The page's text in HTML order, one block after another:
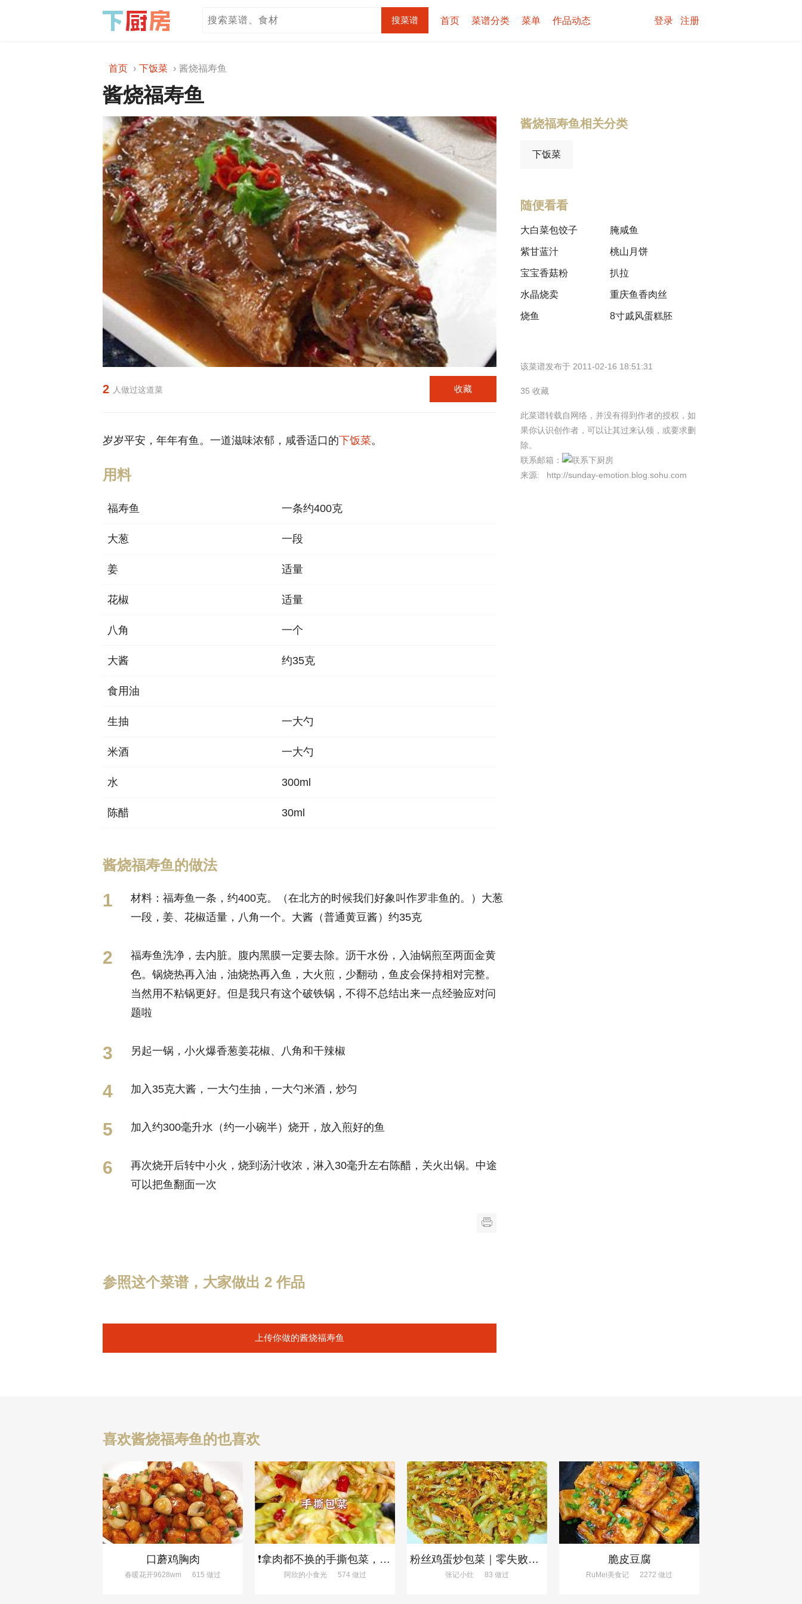
首页 菜谱分类 菜单 作品动态 登录 注册
首页 下饭菜 酱烧福寿鱼
酱烧福寿鱼
2 人做过这道菜 收藏
岁岁平安，年年有鱼。一道滋味浓郁，咸香适口的下饭菜。
用料
福寿鱼 一条约400克
大葱 一段
姜 适量
花椒 适量
八角 一个
大酱 约35克
食用油
生抽 一大勺
米酒 一大勺
水 300ml
陈醋 30ml
酱烧福寿鱼的做法
材料：福寿鱼一条，约400克。（在北方的时候我们好象叫作罗非鱼的。）大葱
一段，姜、花椒适量，八角一个。大酱（普通黄豆酱）约35克
福寿鱼洗净，去内脏。腹内黑膜一定要去除。沥干水份，入油锅煎至两面金黄
色。锅烧热再入油，油烧热再入鱼，大火煎，少翻动，鱼皮会保持相对完整。
当然用不粘锅更好。但是我只有这个破铁锅，不得不总结出来一点经验应对问
题啦
另起一锅，小火爆香葱姜花椒、八角和干辣椒
加入35克大酱，一大勺生抽，一大勺米酒，炒匀
加入约300毫升水（约一小碗半）烧开，放入煎好的鱼
再次烧开后转中小火，烧到汤汁收浓，淋入30毫升左右陈醋，关火出锅。中途
可以把鱼翻面一次
参照这个菜谱，大家做出 2 作品
上传你做的酱烧福寿鱼
酱烧福寿鱼相关分类
下饭菜
随便看看
大白菜包饺子
紫甘蓝汁
宝宝香菇粉
水晶烧卖
烧鱼
腌咸鱼
桃山月饼
扒拉
重庆鱼香肉丝
8寸戚风蛋糕胚
该菜谱发布于 2011-02-16 18:51:31
35 收藏
此菜谱转载自网络，并没有得到作者的授权，如
果你认识创作者，可以让其过来认领，或要求删
除。
联系邮箱：
来源: http://sunday-emotion.blog.sohu.com
喜欢酱烧福寿鱼的也喜欢
口蘑鸡胸肉
春暖花开9628wm 615 做过
❗拿肉都不换的手撕包菜，5分钟快手家常菜🔥
阿欣的小食光574 做过
粉丝鸡蛋炒包菜｜零失败、巨下饭
张记小灶 83 做过
脆皮豆腐
RuMei美食记 2272 做过